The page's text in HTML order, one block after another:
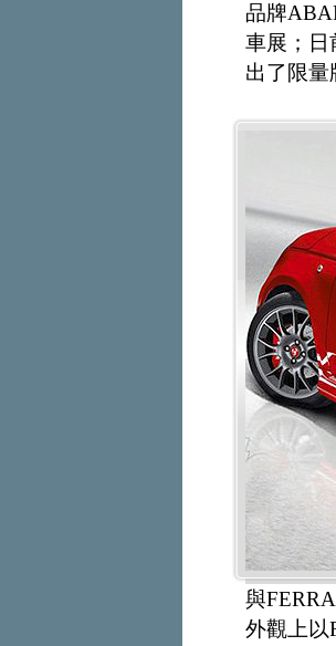
品牌
車展；日
出了限量
與
外觀上以